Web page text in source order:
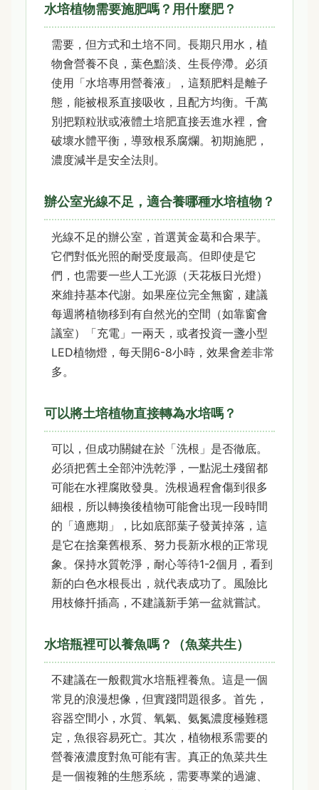
水培植物需要施肥嗎？用什麼肥？
需要，但方式和土培不同。長期只用水，植
物會營養不良，葉色黯淡、生長停滯。必須
使用「水培專用營養液」，這類肥料是離子
態，能被根系直接吸收，且配方均衡。千萬
別把顆粒狀或液體土培肥直接丟進水裡，會
破壞水體平衡，導致根系腐爛。初期施肥，
濃度減半是安全法則。
辦公室光線不足，適合養哪種水培植物？
光線不足的辦公室，首選黃金葛和合果芋。
它們對低光照的耐受度最高。但即使是它
們，也需要一些人工光源（天花板日光燈）
來維持基本代謝。如果座位完全無窗，建議
每週將植物移到有自然光的空間（如靠窗會
議室）「充電」一兩天，或者投資一盞小型
LED植物燈，每天開6-8小時，效果會差非常
多。
可以將土培植物直接轉為水培嗎？
可以，但成功關鍵在於「洗根」是否徹底。
必須把舊土全部沖洗乾淨，一點泥土殘留都
可能在水裡腐敗發臭。洗根過程會傷到很多
細根，所以轉換後植物可能會出現一段時間
的「適應期」，比如底部葉子發黃掉落，這
是它在捨棄舊根系、努力長新水根的正常現
象。保持水質乾淨，耐心等待1-2個月，看到
新的白色水根長出，就代表成功了。風險比
用枝條扦插高，不建議新手第一盆就嘗試。
水培瓶裡可以養魚嗎？（魚菜共生）
不建議在一般觀賞水培瓶裡養魚。這是一個
常見的浪漫想像，但實踐問題很多。首先，
容器空間小，水質、氧氣、氨氮濃度極難穩
定，魚很容易死亡。其次，植物根系需要的
營養液濃度對魚可能有害。真正的魚菜共生
是一個複雜的生態系統，需要專業的過濾、